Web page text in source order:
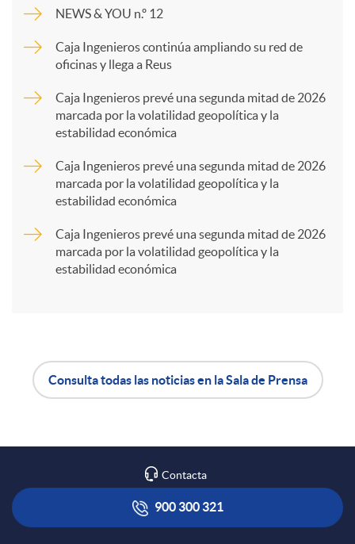
p
a
R
e
NEWS & YOU n.º 12
Caja Ingenieros continúa ampliando su red de
oficinas y llega a Reus
Caja Ingenieros prevé una segunda mitad de 2026
marcada por la volatilidad geopolítica y la
estabilidad económica
Caja Ingenieros prevé una segunda mitad de 2026
marcada por la volatilidad geopolítica y la
estabilidad económica
Caja Ingenieros prevé una segunda mitad de 2026
marcada por la volatilidad geopolítica y la
estabilidad económica
A
p
l
o
t
Consulta todas las noticias en la Sala de Prensa
Contacta
900 300 321